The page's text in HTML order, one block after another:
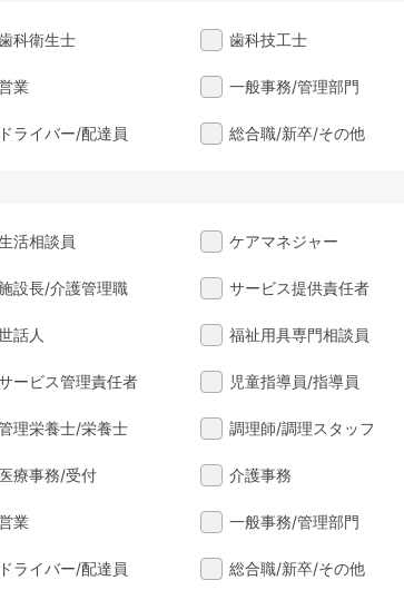
科衛生士 歯科技工士
業 一般事務/管理部門
ドライバー/配達員 総合職/新卒/その他
活相談員 ケアマネジャー
設長/介護管理職 サービス提供責任者
話人 福祉用具専門相談員
ービス管理責任者 児童指導員/指導員
理栄養士/栄養士 調理師/調理スタッフ
医療事務/受付 介護事務
業 一般事務/管理部門
ドライバー/配達員 総合職/新卒/その他